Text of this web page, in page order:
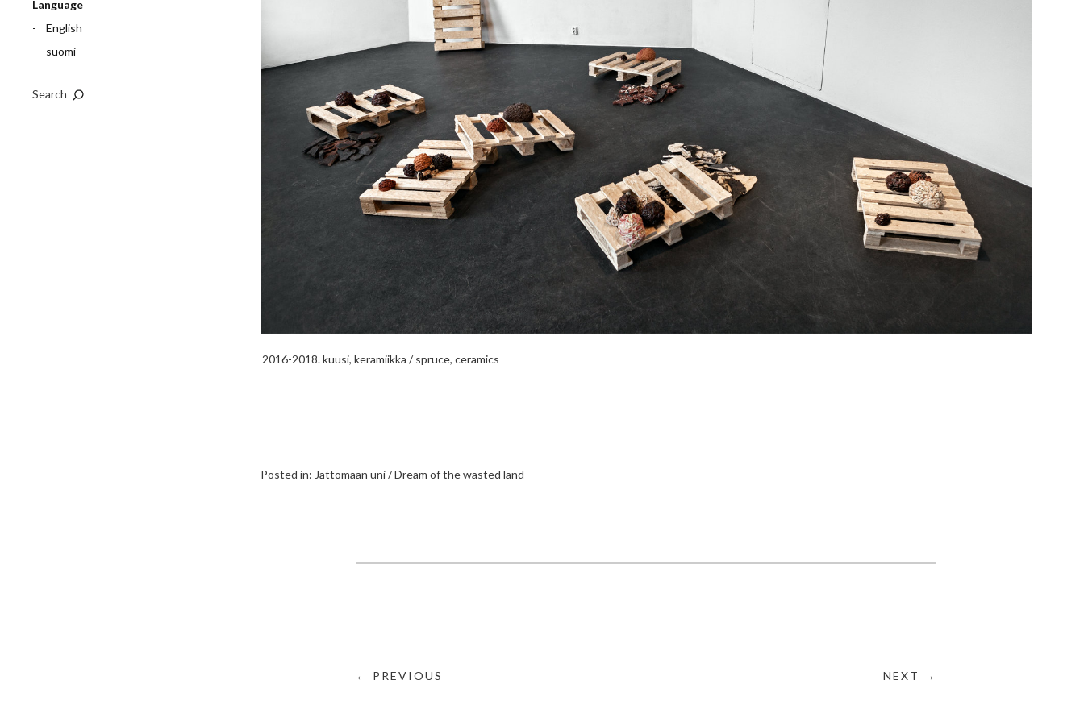
Language
English
suomi
Search
2016-2018. kuusi, keramiikka / spruce, ceramics
Posted in: Jättömaan uni / Dream of the wasted land
← PREVIOUS NEXT →